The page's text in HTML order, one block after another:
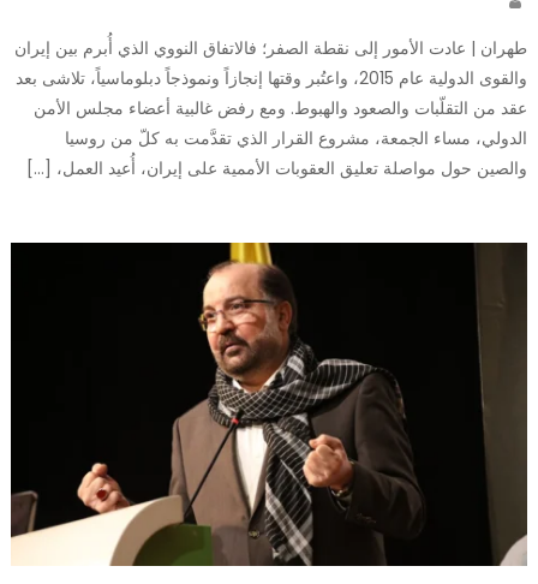
طهران | عادت الأمور إلى نقطة الصفر؛ فالاتفاق النووي الذي أُبرم بين إيران
والقوى الدولية عام 2015، واعتُبر وقتها إنجازاً ونموذجاً دبلوماسياً، تلاشى بعد
عقد من التقلّبات والصعود والهبوط. ومع رفض غالبية أعضاء مجلس الأمن
الدولي، مساء الجمعة، مشروع القرار الذي تقدَّمت به كلّ من روسيا
والصين حول مواصلة تعليق العقوبات الأممية على إيران، أُعيد العمل، […]